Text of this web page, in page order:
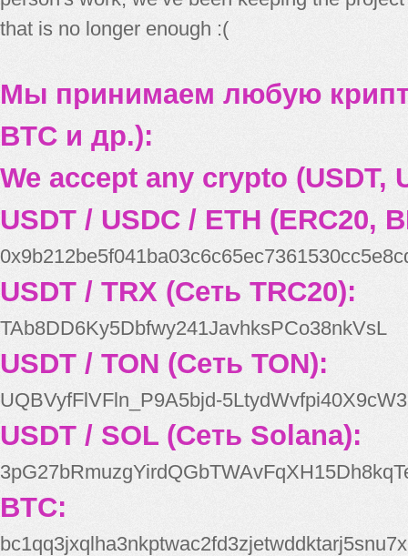
that is no longer enough :(
Мы принимаем любую
BTC и др.):
We accept any crypto (USDT,
USDT / USDC / ETH (ERC20,
USDT / TRX (Сеть TRC20):
TAb8DD6Ky5Dbfwy241JavhksPCo38nkVsL
USDT / TON (Сеть TON):
UQBVyfFlVFln_P9A5bjd-
USDT / SOL (Сеть Solana):
BTC:
bc1qq3jxqlha3nkptwac2fd3zjetwddktarj5snu7x